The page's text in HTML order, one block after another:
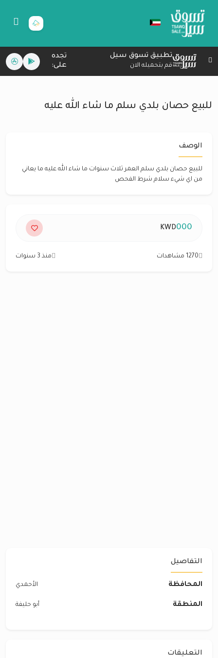
تطبيق تسوق سيل
قم بتحميله الان
تجده
على:
للبيع حصان بلدي سلم ما شاء الله عليه
الوصف
للبيع حصان بلدي سلم العمر ثلاث سنوات ما شاء الله عليه ما يعاني
من اي شيء سلام شرط الفحص
000
KWD
1270 مشاهدات منذ 3 سنوات
التفاصيل
المحافظة الأحمدي
المنطقة أبو حليفة
التعليقات